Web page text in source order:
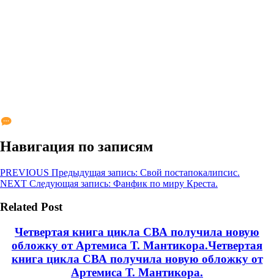
Навигация по записям
PREVIOUS Предыдущая запись: Свой постапокалипсис.
NEXT Следующая запись: Фанфик по миру Креста.
Related Post
Четвертая книга цикла СВА получила новую
обложку от Артемиса Т. Мантикора.Четвертая
книга цикла СВА получила новую обложку от
Артемиса Т. Мантикора.